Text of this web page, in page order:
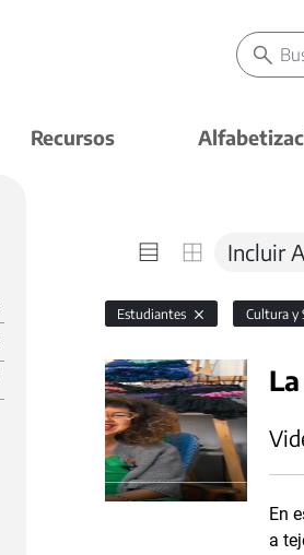
Recursos
Incluir
Estudiantes Cultura y
En
a